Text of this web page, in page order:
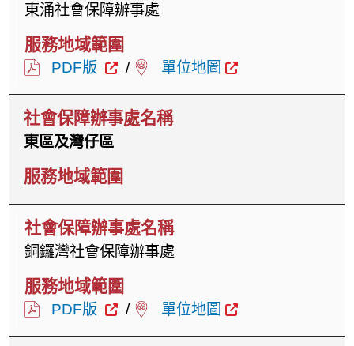
東涌社會保障辦事處
PDF版 / 單位地圖
東區及灣仔區
銅鑼灣社會保障辦事處
PDF版 / 單位地圖